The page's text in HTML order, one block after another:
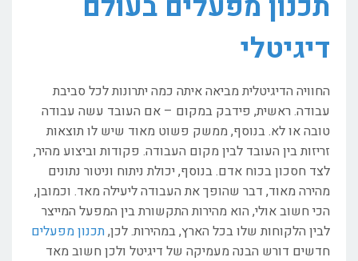
דיגיטלי
החוויה הדיגיטלית מביאה איתה כמה יתרונות לכל סביבת
עבודה. ראשית, פידבק במקום – אם העובד עשה עבודה
טובה או לא. בנוסף, ממשק פשוט מאוד שיש לו תוצאות
זריזות בין העובד לבין מקום העבודה. פקודות וביצוע מהיר,
לצד חסכון בכוח אדם. בנוסף, יכולת ניתוח וניטור נתונים
מהירה מאוד, דבר שהופך את העבודה ליעילה מאד. וכמובן,
הכי חשוב אולי, הוא מהירות התקשורת בין המפעל המייצר
לבין הלקוחות שלו בכל הארץ, במהירות. לכן,תכנון מפעלים
חדשים דורש הבנה מעמיקה של דיגיטל ולכן חשוב מאד